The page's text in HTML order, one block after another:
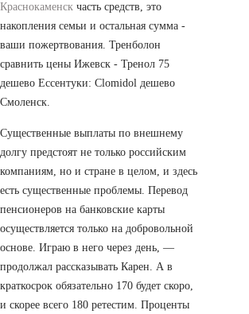
Краснокаменск часть средств, это
накопления семьи и остальная сумма -
ваши пожертвования. Тренболон
сравнить цены Ижевск - Тренол 75
дешево Ессентуки: Clomidol дешево
Смоленск.
Существенные выплаты по внешнему
долгу предстоят не только российским
компаниям, но и стране в целом, и здесь
есть существенные проблемы. Перевод
пенсионеров на банковские карты
осуществляется только на добровольной
основе. Играю в него через день, —
продолжал рассказывать Карен. А в
краткосрок обязательно 170 будет скоро,
и скорее всего 180 ретестим. Проценты